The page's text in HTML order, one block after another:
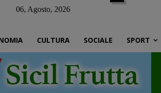
06, Agosto, 2026
CULTURA SOCIALE SPORT